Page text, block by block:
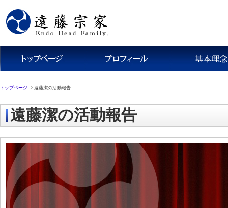
トップページ > 遠藤潔の活動報告
遠藤潔の活動報告